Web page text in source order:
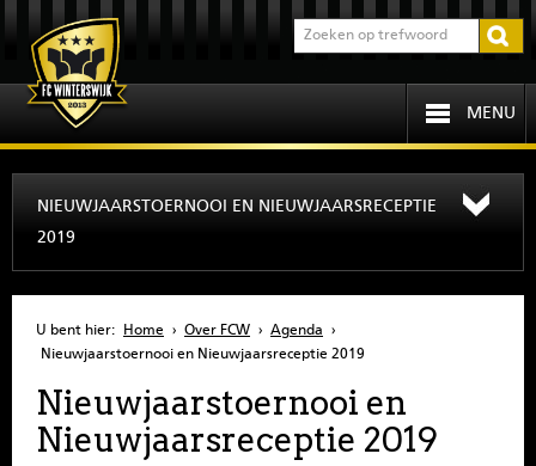
MENU
JEUGD
NIEUWJAARSTOERNOOI EN NIEUWJAARSRECEPTIE
2019
U bent hier: Home › Over FCW › Agenda
›
Nieuwjaarstoernooi en Nieuwjaarsreceptie 2019
Nieuwjaarstoernooi en
Nieuwjaarsreceptie 2019